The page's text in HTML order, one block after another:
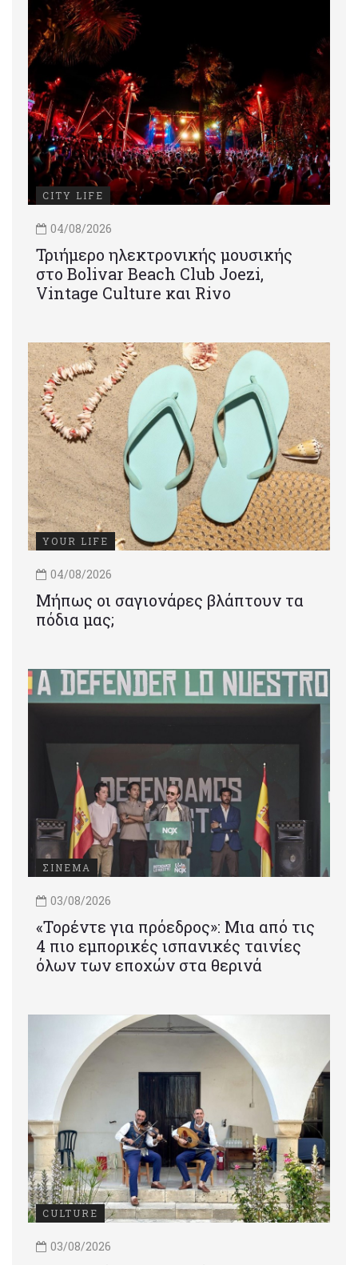
CITY LIFE
04/08/2026
Τριήμερο ηλεκτρονικής μουσικής
στο Bolivar Beach Club Joezi,
Vintage Culture και Rivo
YOUR LIFE
04/08/2026
Μήπως οι σαγιονάρες βλάπτουν τα
πόδια μας;
ΣΙΝΕΜΑ
03/08/2026
«Τορέντε για πρόεδρος»: Mια από τις
4 πιο εμπορικές ισπανικές ταινίες
όλων των εποχών στα θερινά
CULTURE
03/08/2026